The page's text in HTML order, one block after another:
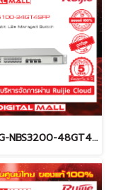
Ruijie RG-NBS3200-48GT4XS อุปกรณ์ขยายสัญญาณ (Switch) รับประกันศูนย์ไทย 5 ปี